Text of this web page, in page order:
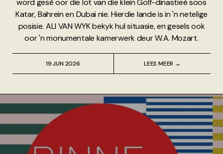
word gesê oor die lot van die klein Golf-dinastieë soos
Katar, Bahrein en Dubai nie. Hierdie lande is in 'n netelige
posisie. ALI VAN WYK bekyk hul situasie, en gesels ook
oor 'n monumentale kamerwerk deur W.A. Mozart.
19 JUN 2026 LEES MEER →